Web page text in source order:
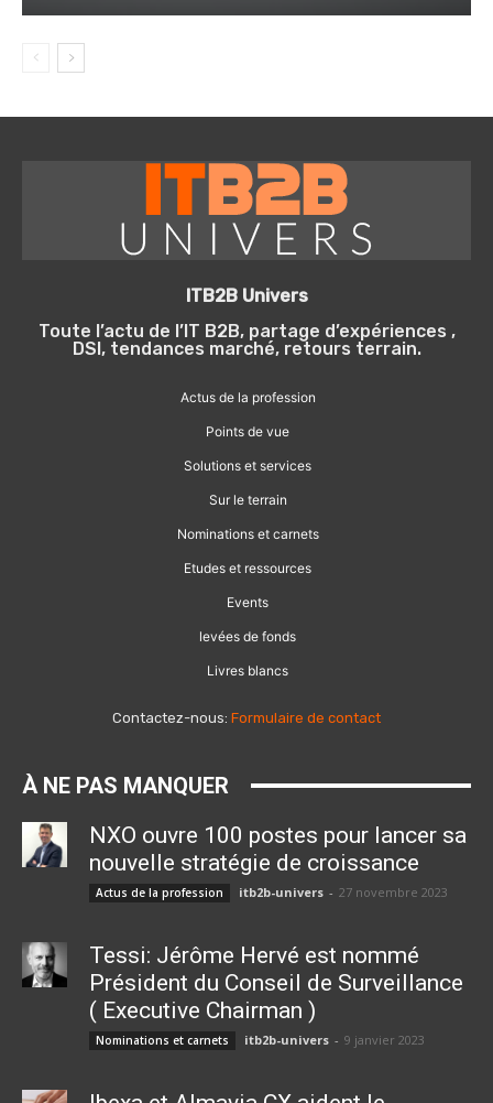
ITB2B Univers
Toute l’actu de l’IT B2B, partage d’expériences ,
DSI, tendances marché, retours terrain.
Actus de la profession
Points de vue
Solutions et services
Sur le terrain
Nominations et carnets
Etudes et ressources
Events
levées de fonds
Livres blancs
Contactez-nous: Formulaire de contact
À NE PAS MANQUER
NXO ouvre 100 postes pour lancer sa
nouvelle stratégie de croissance
Actus de la profession itb2b-univers - 27 novembre 2023
Tessi: Jérôme Hervé est nommé
Président du Conseil de Surveillance
( Executive Chairman )
Nominations et carnets itb2b-univers - 9 janvier 2023